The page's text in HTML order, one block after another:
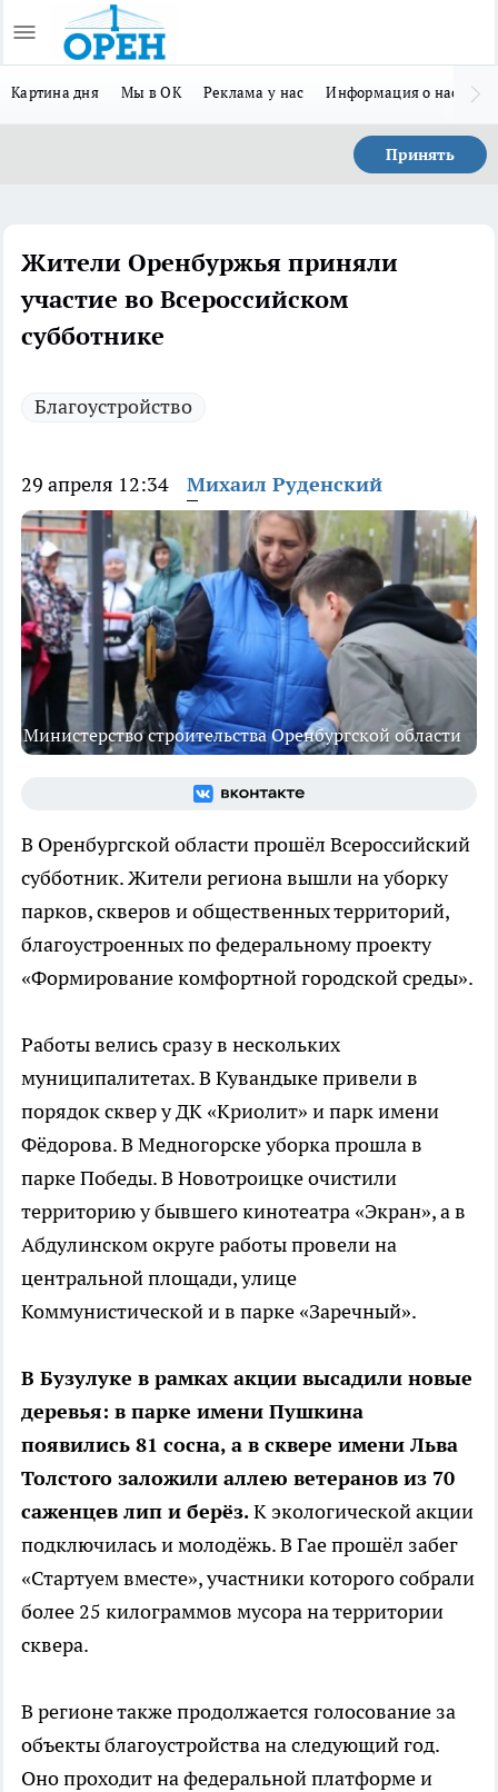
Картина дня Мы в ОК Реклама у нас Информация о нас
Принять
Жители Оренбуржья приняли
участие во Всероссийском
субботнике
Благоустройство
29 апреля 12:34 Михаил Руденский
Министерство строительства Оренбургской области
В Оренбургской области прошёл Всероссийский
субботник. Жители региона вышли на уборку
парков, скверов и общественных территорий,
благоустроенных по федеральному проекту
«Формирование комфортной городской среды».
Работы велись сразу в нескольких
муниципалитетах. В Кувандыке привели в
порядок сквер у ДК «Криолит» и парк имени
Фёдорова. В Медногорске уборка прошла в
парке Победы. В Новотроицке очистили
территорию у бывшего кинотеатра «Экран», а в
Абдулинском округе работы провели на
центральной площади, улице
Коммунистической и в парке «Заречный».
В Бузулуке в рамках акции высадили новые
деревья: в парке имени Пушкина
появились 81 сосна, а в сквере имени Льва
Толстого заложили аллею ветеранов из 70
саженцев лип и берёз.К экологической акции
подключилась и молодёжь. В Гае прошёл забег
«Стартуем вместе», участники которого собрали
более 25 килограммов мусора на территории
сквера.
В регионе также продолжается голосование за
объекты благоустройства на следующий год.
Оно проходит на федеральной платформе и